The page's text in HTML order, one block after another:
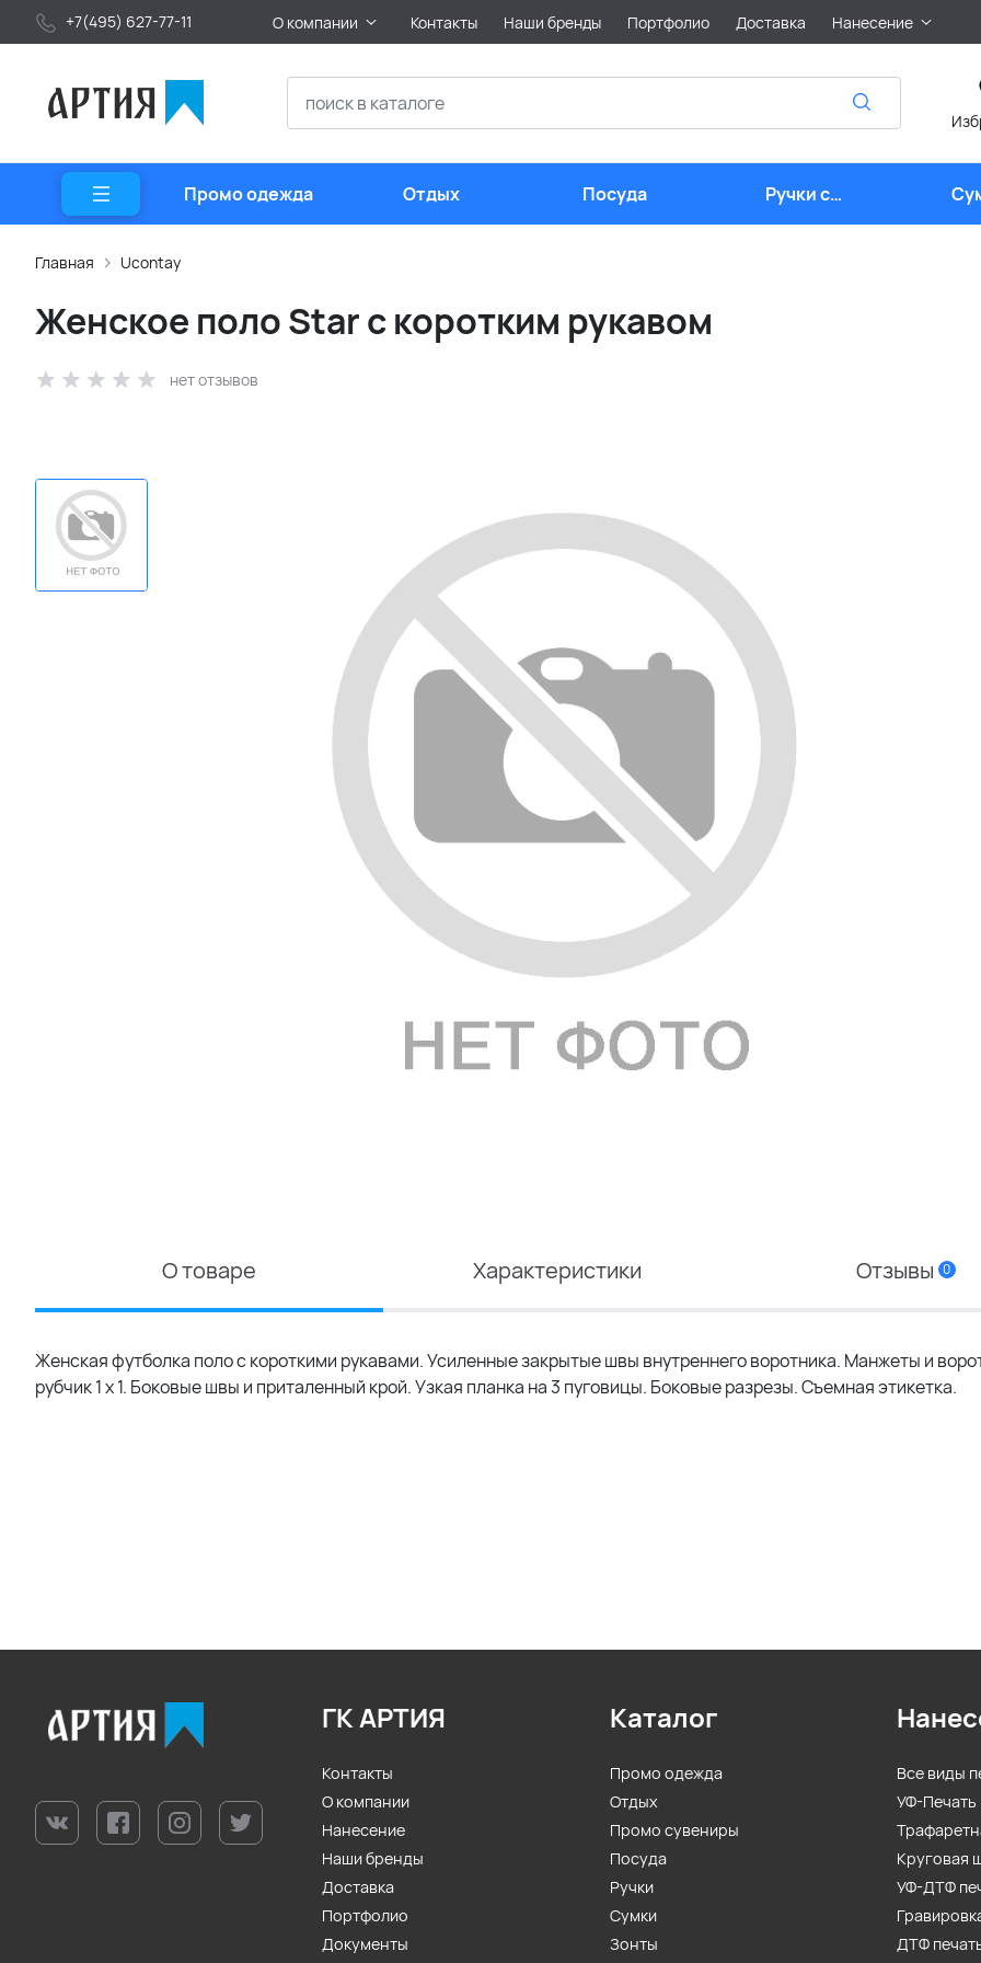
+7(495) 627-77-11 О компании Контакты Наши бренды Портфолио Доставка Нанесение
Промо одежда Отдых Посуда
Ручки с
логотипом
Главная Ucontay
Женское поло Star с коротким рукавом
нет отзывов
О товаре Характеристики Отзывы 0
Женская футболка поло с короткими рукавами. Усиленные закрытые швы внутреннего воротника. Манжеты и
рубчик 1 x 1. Боковые швы и приталенный крой. Узкая планка на 3 пуговицы. Боковые разрезы. Съемная этикетка.
ГК АРТИЯ
Контакты
О компании
Нанесение
Наши бренды
Доставка
Портфолио
Документы
Каталог
Промо одежда
Отдых
Промо сувениры
Посуда
Ручки
Сумки
Зонты
Все виды
УФ-Печать
Круговая
УФ-ДТФ
ДТФ